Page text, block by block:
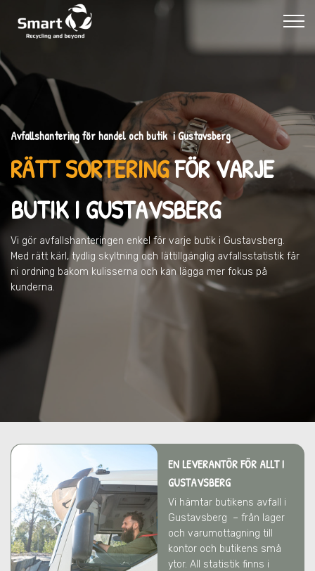
Avfallshantering för handel och butik i Gustavsberg
RÄTT SORTERINGFÖR VARJE
BUTIK I GUSTAVSBERG
Vi gör avfallshanteringen enkel för varje butik i Gustavsberg.
Med rätt kärl, tydlig skyltning och lättillgänglig avfallsstatistik får
ni ordning bakom kulisserna och kan lägga mer fokus på
kunderna.
EN LEVERANTÖR FÖR ALLTI
GUSTAVSBERG
Vi hämtar butikens avfall i
Gustavsberg – från lager
och varumottagning till
kontor och butikens små
ytor. All statistik finns i